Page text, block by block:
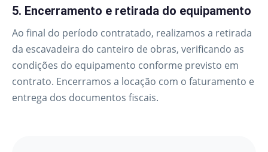
5. Encerramento e retirada do equipamento
Ao final do período contratado, realizamos a retirada
da escavadeira do canteiro de obras, verificando as
condições do equipamento conforme previsto em
contrato. Encerramos a locação com o faturamento e
entrega dos documentos fiscais.